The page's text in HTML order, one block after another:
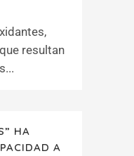
resultan
HA
A